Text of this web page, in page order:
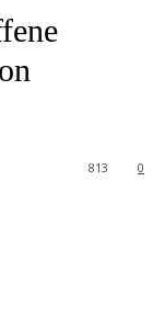
0
813